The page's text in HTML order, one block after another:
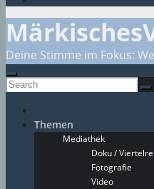
Deine Stimme im Fokus:
Themen
Mediathek
Doku /
Fotografie
Video